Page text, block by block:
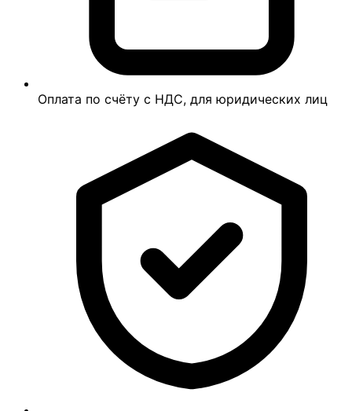
Оплата по счёту с НДС, для юридических лиц